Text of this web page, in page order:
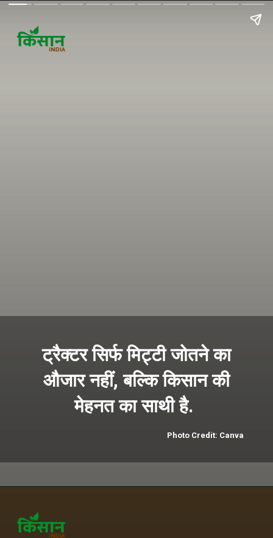
ट्रैक्टर सिर्फ मिट्टी जोतने का
औजार नहीं, बल्कि किसान की
मेहनत का साथी है.
Photo Credit: Canva